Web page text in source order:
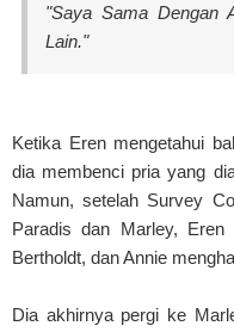
"Saya Sama Dengan
Lain."
Ketika Eren mengetahui
dia membenci pria yang
Namun, setelah Survey
Paradis dan Marley, Eren
Bertholdt, dan Annie
Dia akhirnya pergi ke